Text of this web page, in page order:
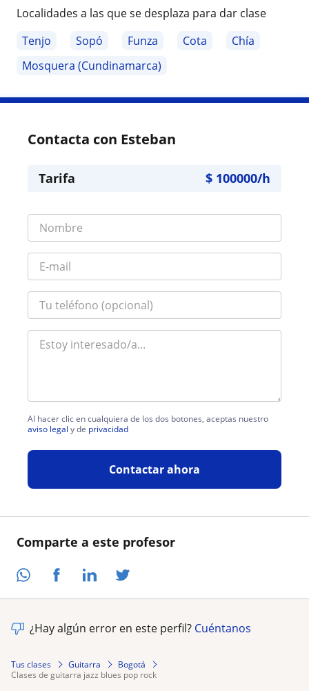
Comparte a este profesor
Localidades a las que se desplaza para dar clase
Tenjo
Sopó Funza Cota
Chía
Mosquera (Cundinamarca)
Contacta con Esteban
Tarifa $ 100000/h
Al hacer clic en cualquiera de los dos botones, aceptas nuestro
aviso legal y de privacidad
Contactar ahora
¿Hay algún error en este perfil? Cuéntanos
Tus clases Guitarra
Bogotá
clases de guitarra jazz blues pop rock